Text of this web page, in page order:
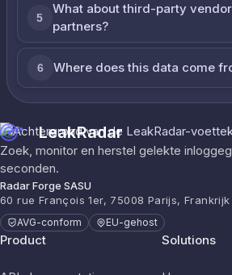
5
What about third-party
partners?
6 Where does this data come
LeakRadar
Zoek, monitor en herstel gelekte
seconden.
Radar Forge SASU
60 rue François 1er, 75008 Parijs, Frankrijk
AVG-conform EU-gehost
Product Solutions